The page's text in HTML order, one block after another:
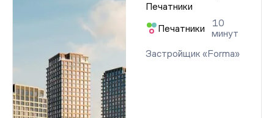
Печатники
Печатники
10
минут
Застройщик «Forma»